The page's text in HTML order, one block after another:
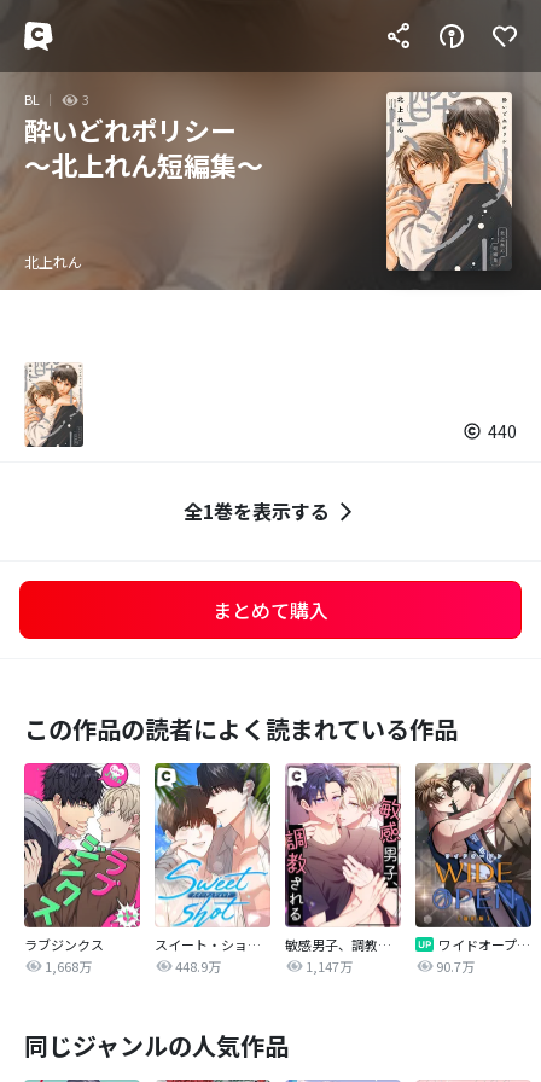
BL 3
酔いどれポリシー
～北上れん短編集～
北上れん
440
全1巻を表示する
まとめて購入
この作品の読者によく読まれている作品
ラブジンクス
1,668万
スイート・ショット
448.9万
敏感男子、調教される
1,147万
ワイドオープン【改訂版】
90.7万
同じジャンルの人気作品